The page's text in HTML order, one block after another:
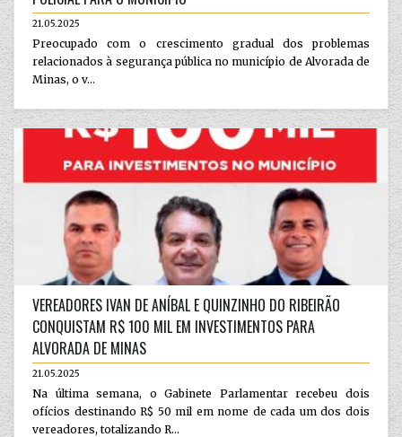
21.05.2025
Preocupado com o crescimento gradual dos problemas
relacionados à segurança pública no município de Alvorada de
Minas, o v...
VEREADORES IVAN DE ANÍBAL E QUINZINHO DO RIBEIRÃO
CONQUISTAM R$ 100 MIL EM INVESTIMENTOS PARA
ALVORADA DE MINAS
21.05.2025
Na última semana, o Gabinete Parlamentar recebeu dois
ofícios destinando R$ 50 mil em nome de cada um dos dois
vereadores, totalizando R...